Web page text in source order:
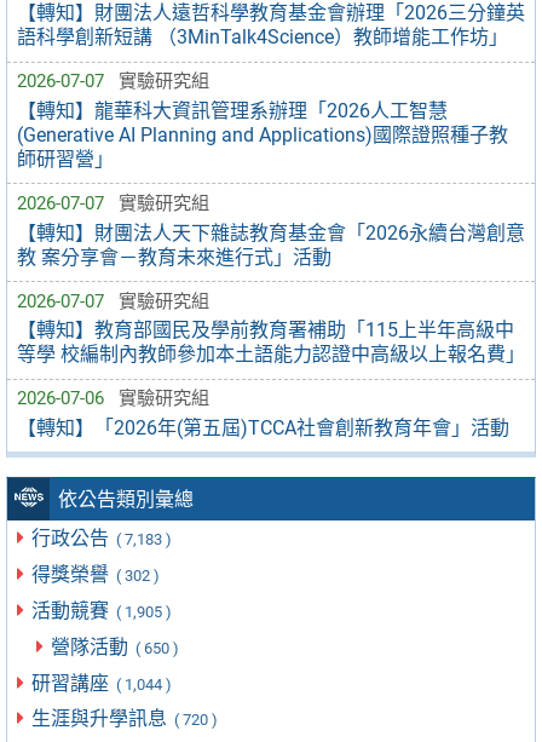
【轉知】財團法人遠哲科學教育基金會辦理「2026三分鐘英
語科學創新短講 （3MinTalk4Science）教師增能工作坊」
2026-07-07 實驗研究組
【轉知】龍華科大資訊管理系辦理「2026人工智慧
(Generative AI Planning and Applications)國際證照種子教
師研習營」
2026-07-07 實驗研究組
【轉知】財團法人天下雜誌教育基金會「2026永續台灣創意
教 案分享會－教育未來進行式」活動
2026-07-07 實驗研究組
【轉知】教育部國民及學前教育署補助「115上半年高級中
等學 校編制內教師參加本土語能力認證中高級以上報名費」
2026-07-06 實驗研究組
【轉知】「2026年(第五屆)TCCA社會創新教育年會」活動
依公告類別彙總
行政公告 ( 7,183 )
得獎榮譽 ( 302 )
活動競賽 ( 1,905 )
營隊活動 ( 650 )
研習講座 ( 1,044 )
生涯與升學訊息 ( 720 )